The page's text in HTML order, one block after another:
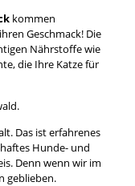
kommen
Geschmack! Die
Nährstoffe wie
die Ihre Katze für
Das ist erfahrenes
Hunde- und
Denn wenn wir im
geblieben.